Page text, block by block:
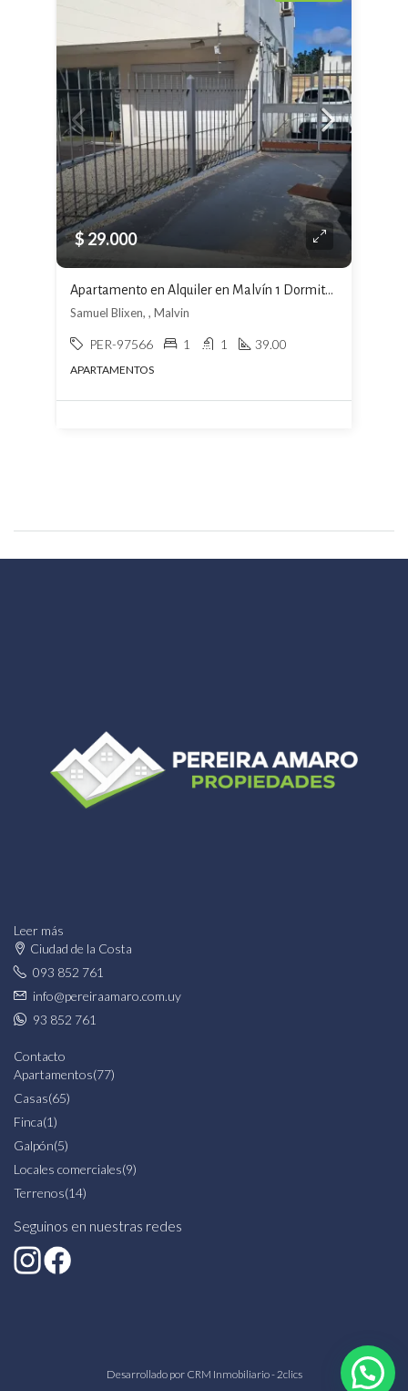
$ 29.000
Apartamento en Alquiler en Malvín 1 Dormitorio 2 Cocheras Excelente Ubicación
Samuel Blixen, , Malvin
PER-97566 1 1 39.00
APARTAMENTOS
Leer más
Ciudad de la Costa
093 852 761
info@pereiraamaro.com.uy
93 852 761
Contacto
Apartamentos(77)
Casas(65)
Finca(1)
Galpón(5)
Locales comerciales(9)
Terrenos(14)
Seguinos en nuestras redes
Desarrollado por CRM Inmobiliario - 2clics